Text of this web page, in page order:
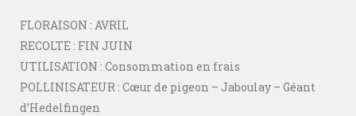
FLORAISON : AVRIL
RECOLTE : FIN JUIN
UTILISATION : Consommation en frais
POLLINISATEUR : Cœur de pigeon – Jaboulay – Géant
d’Hedelfingen